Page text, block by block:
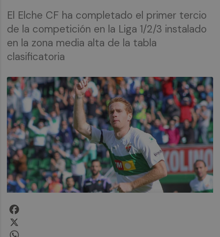
El Elche CF ha completado el primer tercio
de la competición en la Liga 1/2/3 instalado
en la zona media alta de la tabla
clasificatoria